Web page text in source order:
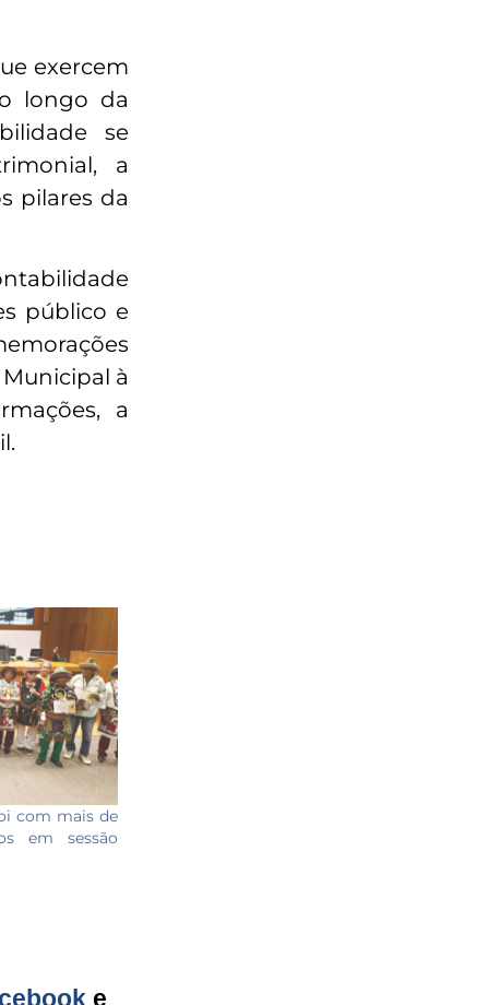
exercem
longo da
se
a
pilares da
público e
à
a
com mais de
em sessão
e